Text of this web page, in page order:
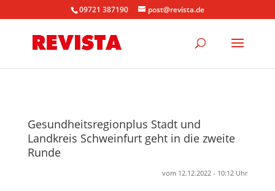
09721 387190 post@revista.de
Gesundheitsregionplus Stadt und
Landkreis Schweinfurt geht in die zweite
Runde
vom 12.12.2022 - 10:12 Uhr